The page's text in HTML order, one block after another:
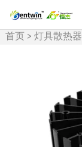
首页 > 灯具散热器